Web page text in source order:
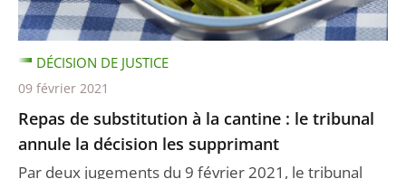
Repas de substitution à la cantine : le tribunal
annule la décision les supprimant
Par deux jugements du 9 février 2021, le tribunal
DÉCISION DE JUSTICE
09 février 2021